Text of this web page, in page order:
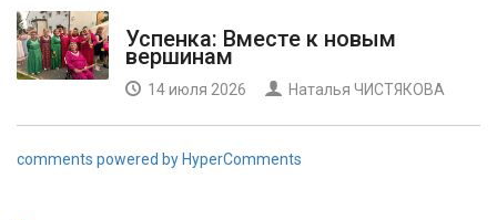
Успенка: Вместе к новым
вершинам
14 июля 2026 Наталья ЧИСТЯКОВА
comments powered by HyperComments